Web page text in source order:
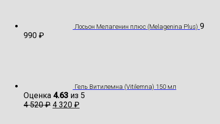
Лосьон Мелагенин плюс (Melagenina Plus) 9
990 ₽
Гель Витилемна (Vitilemna) 150 мл
Оценка 4.63 из 5
4 520₽ 4 320 ₽